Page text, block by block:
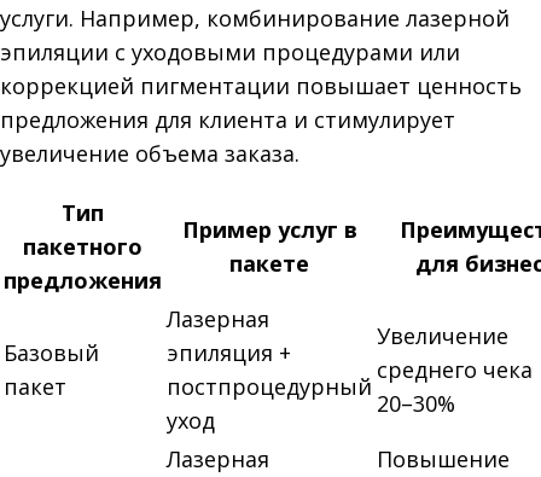
услуги. Например, комбинирование лазерной
эпиляции с уходовыми процедурами или
коррекцией пигментации повышает ценность
предложения для клиента и стимулирует
увеличение объема заказа.
Тип
пакетного
предложения
Пример услуг в
пакете
для
Базовый
пакет
Лазерная
эпиляция +
постпроцедурный
уход
Увеличение
среднего чека
20–30%
Лазерная
Повышение